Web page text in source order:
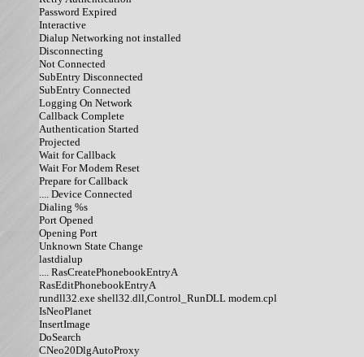
Password Expired
Interactive
Dialup Networking not installed
Disconnecting
Not Connected
SubEntry Disconnected
SubEntry Connected
Logging On Network
Callback Complete
Authentication Started
Projected
Wait for Callback
Wait For Modem Reset
Prepare for Callback
.... Device Connected
Dialing %s
Port Opened
Opening Port
Unknown State Change
lastdialup
.... RasCreatePhonebookEntryA
RasEditPhonebookEntryA
rundll32.exe shell32.dll,Control_RunDLL modem.cpl
IsNeoPlanet
InsertImage
DoSearch
CNeo20DlgAutoProxy